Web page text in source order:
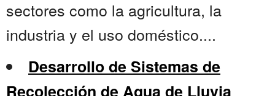
sectores como la agricultura, la
industria y el uso doméstico....
Desarrollo de Sistemas de
Recolección de Agua de Lluvia